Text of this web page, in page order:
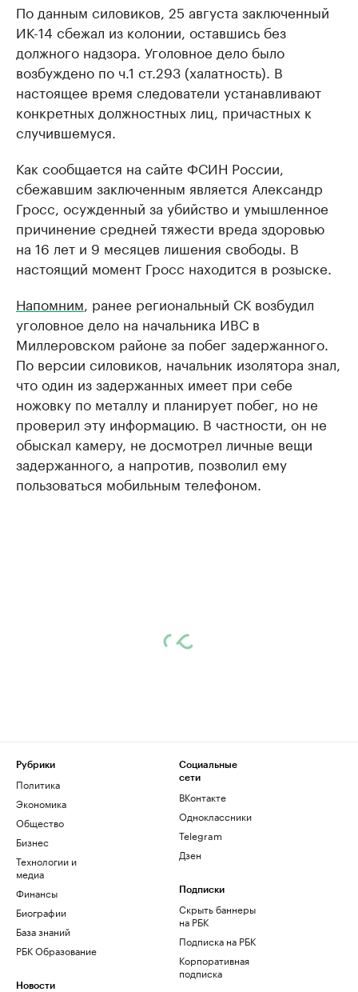
По данным силовиков, 25 августа заключенный
ИК-14 сбежал из колонии, оставшись без
должного надзора. Уголовное дело было
возбуждено по ч.1 ст.293 (халатность). В
настоящее время следователи устанавливают
конкретных должностных лиц, причастных к
случившемуся.
Как сообщается на сайте ФСИН России,
сбежавшим заключенным является Александр
Гросс, осужденный за убийство и умышленное
причинение средней тяжести вреда здоровью
на 16 лет и 9 месяцев лишения свободы. В
настоящий момент Гросс находится в розыске.
Напомним, ранее региональный СК возбудил
уголовное дело на начальника ИВС в
Миллеровском районе за побег задержанного.
По версии силовиков, начальник изолятора знал,
что один из задержанных имеет при себе
ножовку по металлу и планирует побег, но не
проверил эту информацию. В частности, он не
обыскал камеру, не досмотрел личные вещи
задержанного, а напротив, позволил ему
пользоваться мобильным телефоном.
Рубрики
Политика
Экономика
Общество
Бизнес
Технологии и
медиа
Финансы
Биографии
База знаний
РБК Образование
Новости
Социальные
сети
ВКонтакте
Одноклассники
Telegram
Дзен
Подписки
Скрыть баннеры
на РБК
Подписка на РБК
Корпоративная
подписка